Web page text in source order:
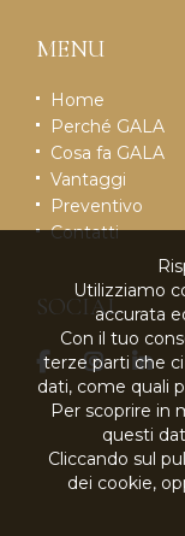
MENU
Home
Perché GALA
Cosa fa GALA
Vantaggi
Preventivo
Contatti
SOCIAL
Utilizziamo
accurata
Con il tuo
terze parti che
dati, come quali
Per scoprire in
questi
Cliccando sul
dei cookie,